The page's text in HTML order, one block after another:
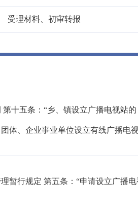
受理材料、初审转报
第十五条：“乡、镇设立广播电视站
体、企业事业单位设立有线广播电
暂行规定 第五条：“申请设立广播